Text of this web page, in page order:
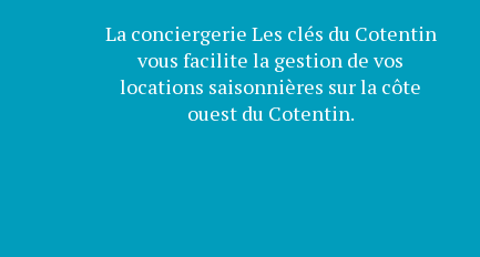
La conciergerie Les clés du Cotentin
vous facilite la gestion de vos
locations saisonnières sur la côte
ouest du Cotentin.